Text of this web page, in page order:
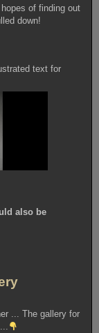
of finding out
down!
text for
also be
... The gallery for